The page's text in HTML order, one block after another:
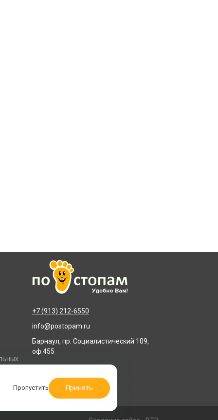
+7 (913) 212-6550
info@postopam.ru
Барнаул, пр. Социалистический 109,
оф.455
Пропустить Принять